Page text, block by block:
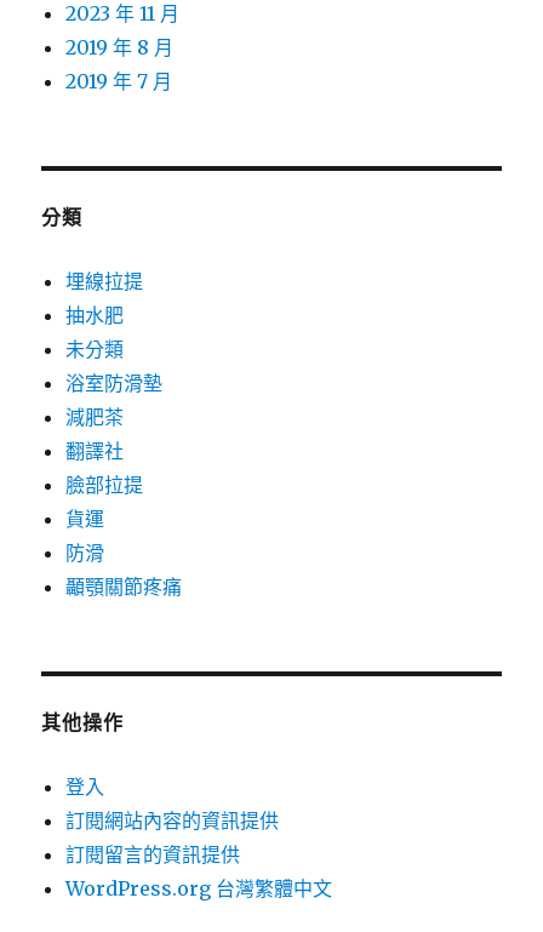
2023 年 11 月
2019 年 8 月
2019 年 7 月
分類
埋線拉提
抽水肥
未分類
浴室防滑墊
減肥茶
翻譯社
臉部拉提
貨運
防滑
顳顎關節疼痛
其他操作
登入
訂閱網站內容的資訊提供
訂閱留言的資訊提供
WordPress.org 台灣繁體中文